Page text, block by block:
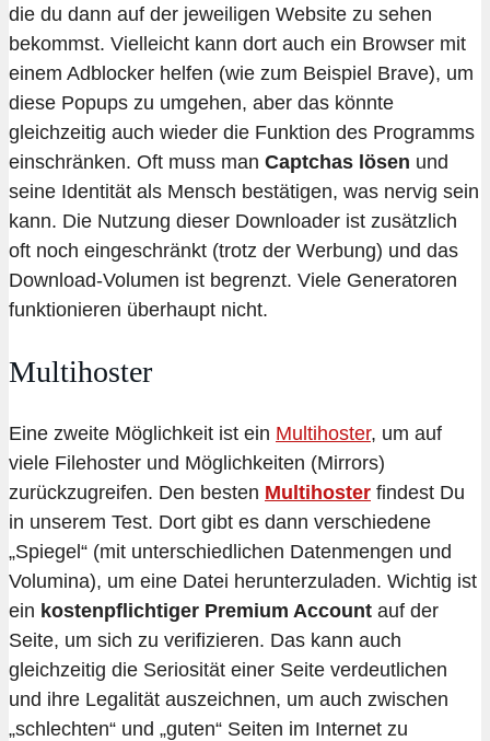
die du dann auf der jeweiligen Website zu sehen
bekommst. Vielleicht kann dort auch ein Browser mit
einem Adblocker helfen (wie zum Beispiel Brave), um
diese Popups zu umgehen, aber das könnte
gleichzeitig auch wieder die Funktion des Programms
einschränken. Oft muss man Captchas lösen und
seine Identität als Mensch bestätigen, was nervig sein
kann. Die Nutzung dieser Downloader ist zusätzlich
oft noch eingeschränkt (trotz der Werbung) und das
Download-Volumen ist begrenzt. Viele Generatoren
funktionieren überhaupt nicht.
Multihoster
Eine zweite Möglichkeit ist ein Multihoster, um auf
viele Filehoster und Möglichkeiten (Mirrors)
zurückzugreifen. Den besten Multihoster findest Du
in unserem Test. Dort gibt es dann verschiedene
„Spiegel“ (mit unterschiedlichen Datenmengen und
Volumina), um eine Datei herunterzuladen. Wichtig ist
ein kostenpflichtiger Premium Account auf der
Seite, um sich zu verifizieren. Das kann auch
gleichzeitig die Seriosität einer Seite verdeutlichen
und ihre Legalität auszeichnen, um auch zwischen
„schlechten“ und „guten“ Seiten im Internet zu